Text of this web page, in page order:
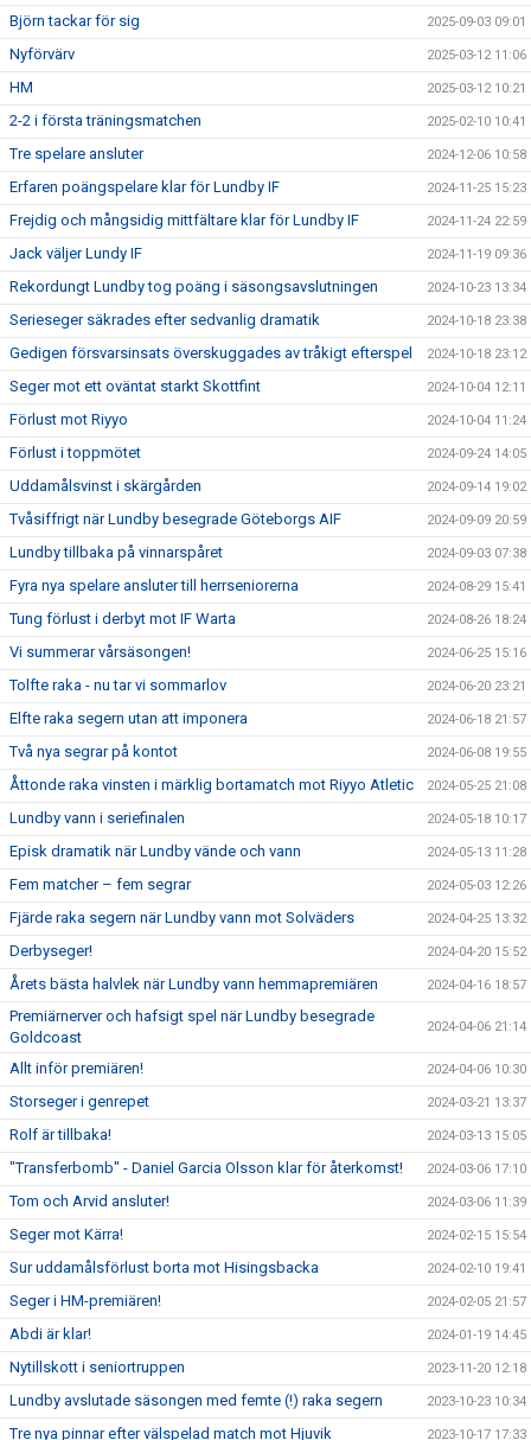
Björn tackar för sig 2025-09-03 09:01
Nyförvärv 2025-03-12 11:06
HM 2025-03-12 10:21
2-2 i första träningsmatchen 2025-02-10 10:41
Tre spelare ansluter 2024-12-06 10:58
Erfaren poängspelare klar för Lundby IF 2024-11-25 15:23
Frejdig och mångsidig mittfältare klar för Lundby IF 2024-11-24 22:59
Jack väljer Lundy IF 2024-11-19 09:36
Rekordungt Lundby tog poäng i säsongsavslutningen 2024-10-23 13:34
Serieseger säkrades efter sedvanlig dramatik 2024-10-18 23:38
Gedigen försvarsinsats överskuggades av tråkigt efterspel 2024-10-18 23:12
Seger mot ett oväntat starkt Skottfint 2024-10-04 12:11
Förlust mot Riyyo 2024-10-04 11:24
Förlust i toppmötet 2024-09-24 14:05
Uddamålsvinst i skärgården 2024-09-14 19:02
Tvåsiffrigt när Lundby besegrade Göteborgs AIF 2024-09-09 20:59
Lundby tillbaka på vinnarspåret 2024-09-03 07:38
Fyra nya spelare ansluter till herrseniorerna 2024-08-29 15:41
Tung förlust i derbyt mot IF Warta 2024-08-26 18:24
Vi summerar vårsäsongen! 2024-06-25 15:16
Tolfte raka - nu tar vi sommarlov 2024-06-20 23:21
Elfte raka segern utan att imponera 2024-06-18 21:57
Två nya segrar på kontot 2024-06-08 19:55
Åttonde raka vinsten i märklig bortamatch mot Riyyo Atletic 2024-05-25 21:08
Lundby vann i seriefinalen 2024-05-18 10:17
Episk dramatik när Lundby vände och vann 2024-05-13 11:28
Fem matcher – fem segrar 2024-05-03 12:26
Fjärde raka segern när Lundby vann mot Solväders 2024-04-25 13:32
Derbyseger! 2024-04-20 15:52
Årets bästa halvlek när Lundby vann hemmapremiären 2024-04-16 18:57
Premiärnerver och hafsigt spel när Lundby besegrade
Goldcoast
2024-04-06 21:14
Allt inför premiären! 2024-04-06 10:30
Storseger i genrepet 2024-03-21 13:37
Rolf är tillbaka! 2024-03-13 15:05
"Transferbomb" - Daniel Garcia Olsson klar för återkomst! 2024-03-06 17:10
Tom och Arvid ansluter! 2024-03-06 11:39
Seger mot Kärra! 2024-02-15 15:54
Sur uddamålsförlust borta mot Hisingsbacka 2024-02-10 19:41
Seger i HM-premiären! 2024-02-05 21:57
Abdi är klar! 2024-01-19 14:45
Nytillskott i seniortruppen 2023-11-20 12:18
Lundby avslutade säsongen med femte (!) raka segern 2023-10-23 10:34
Tre nya pinnar efter välspelad match mot Hjuvik 2023-10-17 17:33